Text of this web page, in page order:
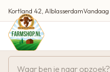
Kortland 42, Alblasserdam